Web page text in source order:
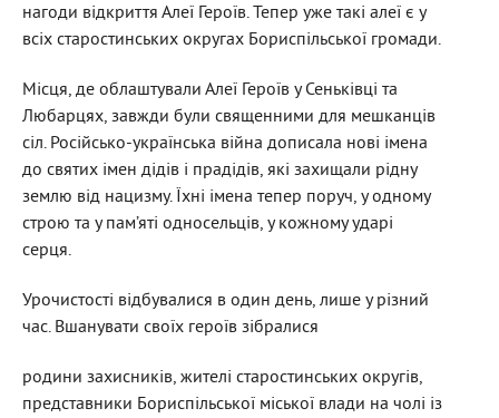
нагоди відкриття Алеї Героїв. Тепер уже такі алеї є у
всіх старостинських округах Бориспільської громади.
Місця, де облаштували Алеї Героїв у Сеньківці та
Любарцях, завжди були священними для мешканців
сіл. Російсько-українська війна дописала нові імена
до святих імен дідів і прадідів, які захищали рідну
землю від нацизму. Їхні імена тепер поруч, у одному
строю та у пам’яті односельців, у кожному ударі
серця.
Урочистості відбувалися в один день, лише у різний
час. Вшанувати своїх героїв зібралися
родини захисників, жителі старостинських округів,
представники Бориспільської міської влади на чолі із